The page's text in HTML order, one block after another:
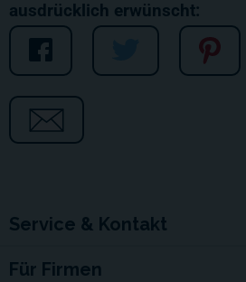
ausdrücklich erwünscht:
Service & Kontakt
Für Firmen